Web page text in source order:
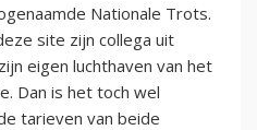
Nationale Trots.
site zijn collega uit
eigen luchthaven van het
Dan is het toch wel
tarieven van beide